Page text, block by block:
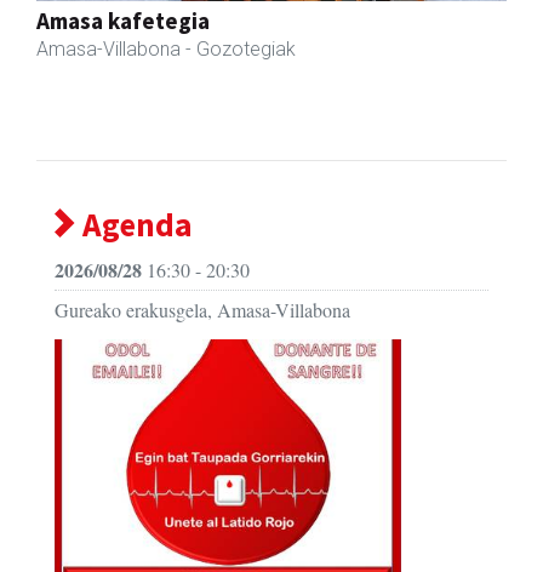
Erniobea BHI
Amasa-Villabona - Hezkuntza
Agenda
2026/08/28 16:30 - 20:30
Gureako erakusgela, Amasa-Villabona